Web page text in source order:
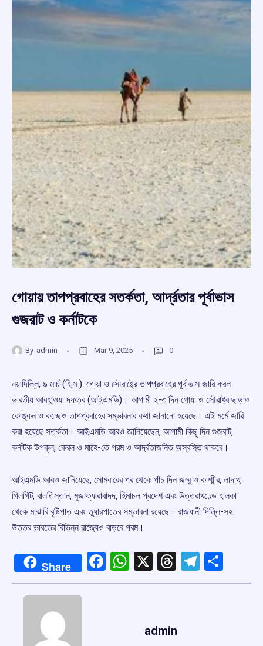
গোয়ায় তাপপ্রবাহের সতর্কতা, আর্দ্রতার পূর্বাভাস
গুজরাট ও কর্নাটকে
By admin Mar 9, 2025 0
নয়াদিল্লি, ৯ মার্চ (হি.স.): গোয়া ও সৌরাষ্ট্রে তাপপ্রবাহের পূর্বাভাস জারি করল
ভারতীয় আবহাওয়া দফতর (আইএমডি)। আগামী ২-৩ দিন গোয়া ও সৌরাষ্ট্র ছাড়াও
কোঙ্কন ও কচ্ছেও তাপপ্রবাহের সম্ভাবনার কথা জানানো হয়েছে। এই মর্মে জারি
করা হয়েছে সতর্কতা। আইএমডি আরও জানিয়েছেন, আগামী কিছু দিন গুজরাট,
কর্নাটক উপকূল, কেরল ও মাহে-তে গরম ও আর্দ্রতাজনিত অস্বস্তি থাকবে।
আইএমডি আরও জানিয়েছে, সোমবারের পর থেকে পাঁচ দিন জম্মু ও কাশ্মীর, লাদাখ,
গিলগিট, বালতিস্তান, মুজাফ্ফরাবাদদ, হিমাচল প্রদেশ এবং উত্তরাখণ্ডে হালকা
থেকে মাঝারি বৃষ্টিপাত এবং তুষারপাতের সম্ভাবনা রয়েছে। রাজধানী দিল্লি-সহ
উত্তর ভারতের বিভিন্ন রাজ্যেও বাড়বে গরম।
Share Facebook
WhatsApp
X Threads
admin